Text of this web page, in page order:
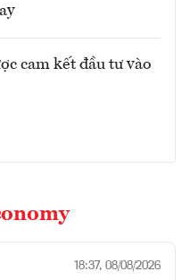
cam kết đầu tư vào
18:37, 08/08/2026